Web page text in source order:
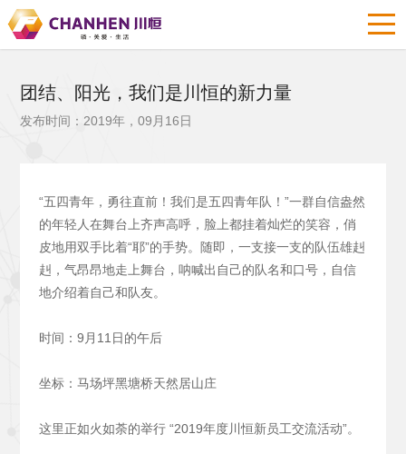
团结、阳光，我们是川恒的新力量
发布时间：2019年，09月16日
“五四青年，勇往直前！我们是五四青年队！”一群自信盎然
的年轻人在舞台上齐声高呼，脸上都挂着灿烂的笑容，俏
皮地用双手比着“耶”的手势。随即，一支接一支的队伍雄赳
赳，气昂昂地走上舞台，呐喊出自己的队名和口号，自信
地介绍着自己和队友。
时间：9月11日的午后
坐标：马场坪黑塘桥天然居山庄
这里正如火如荼的举行 “2019年度川恒新员工交流活动”。